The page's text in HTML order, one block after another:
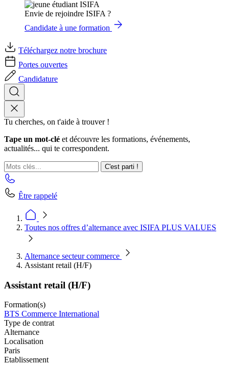
Envie de rejoindre ISIFA ?
Candidate à une formation
Téléchargez notre brochure
Portes ouvertes
Candidature
Tu cherches, on t'aide à trouver !
Tape un mot-clé et découvre les formations, événements,
actualités... qui te correspondent.
C'est parti !
Être rappelé
Toutes nos offres d’alternance avec ISIFA PLUS VALUES
Alternance secteur commerce
Assistant retail (H/F)
Assistant retail (H/F)
Formation(s)
BTS Commerce International
Type de contrat
Alternance
Localisation
Paris
Etablissement